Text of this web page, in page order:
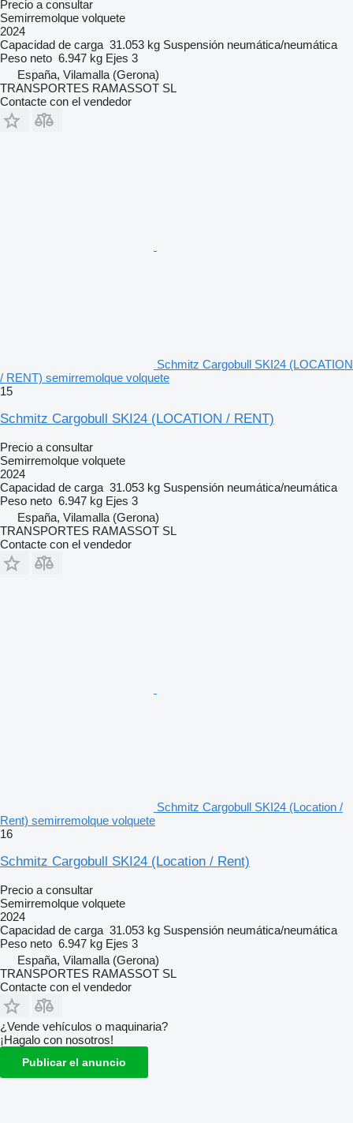
Precio a consultar
Semirremolque volquete
2024
Capacidad de carga 31.053 kg Suspensión neumática/neumática
Peso neto 6.947 kg Ejes 3
España, Vilamalla (Gerona)
TRANSPORTES RAMASSOT SL
Contacte con el vendedor
Schmitz Cargobull SKI24 (LOCATION
/ RENT) semirremolque volquete
15
Schmitz Cargobull SKI24 (LOCATION / RENT)
Precio a consultar
Semirremolque volquete
2024
Capacidad de carga 31.053 kg Suspensión neumática/neumática
Peso neto 6.947 kg Ejes 3
España, Vilamalla (Gerona)
TRANSPORTES RAMASSOT SL
Contacte con el vendedor
Schmitz Cargobull SKI24 (Location /
Rent) semirremolque volquete
16
Schmitz Cargobull SKI24 (Location / Rent)
Precio a consultar
Semirremolque volquete
2024
Capacidad de carga 31.053 kg Suspensión neumática/neumática
Peso neto 6.947 kg Ejes 3
España, Vilamalla (Gerona)
TRANSPORTES RAMASSOT SL
Contacte con el vendedor
¿Vende vehículos o maquinaria?
¡Hagalo con nosotros!
Publicar el anuncio